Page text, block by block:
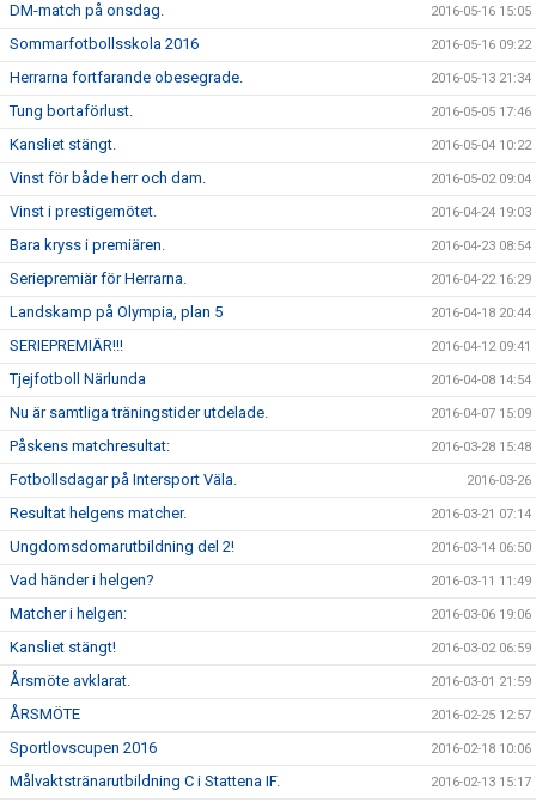
DM-match på onsdag. 2016-05-16 15:05
Sommarfotbollsskola 2016 2016-05-16 09:22
Herrarna fortfarande obesegrade. 2016-05-13 21:34
Tung bortaförlust. 2016-05-05 17:46
Kansliet stängt. 2016-05-04 10:22
Vinst för både herr och dam. 2016-05-02 09:04
Vinst i prestigemötet. 2016-04-24 19:03
Bara kryss i premiären. 2016-04-23 08:54
Seriepremiär för Herrarna. 2016-04-22 16:29
Landskamp på Olympia, plan 5 2016-04-18 20:44
SERIEPREMIÄR!!! 2016-04-12 09:41
Tjejfotboll Närlunda 2016-04-08 14:54
Nu är samtliga träningstider utdelade. 2016-04-07 15:09
Påskens matchresultat: 2016-03-28 15:48
Fotbollsdagar på Intersport Väla. 2016-03-26
Resultat helgens matcher. 2016-03-21 07:14
Ungdomsdomarutbildning del 2! 2016-03-14 06:50
Vad händer i helgen? 2016-03-11 11:49
Matcher i helgen: 2016-03-06 19:06
Kansliet stängt! 2016-03-02 06:59
Årsmöte avklarat. 2016-03-01 21:59
ÅRSMÖTE 2016-02-25 12:57
Sportlovscupen 2016 2016-02-18 10:06
Målvaktstränarutbildning C i Stattena IF. 2016-02-13 15:17